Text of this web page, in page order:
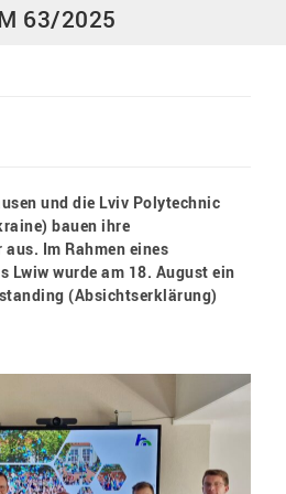
63/2025
und die Lviv Polytechnic
bauen ihre
Im Rahmen eines
Lwiw wurde am 18. August ein
(Absichtserklärung)